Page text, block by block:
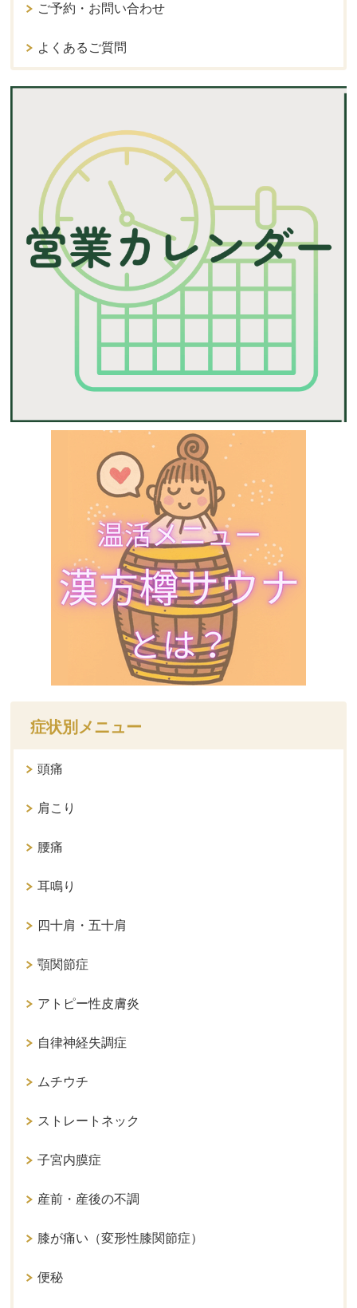
ご予約・お問い合わせ
よくあるご質問
症状別メニュー
頭痛
肩こり
腰痛
耳鳴り
四十肩・五十肩
顎関節症
アトピー性皮膚炎
自律神経失調症
ムチウチ
ストレートネック
子宮内膜症
産前・産後の不調
膝が痛い（変形性膝関節症）
便秘